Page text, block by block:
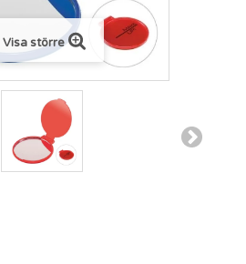
Visa större